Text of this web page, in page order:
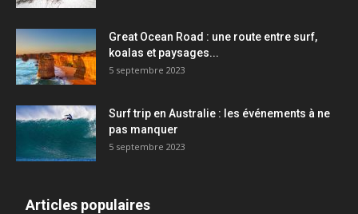
Great Ocean Road : une route entre surf,
koalas et paysages...
5 septembre 2023
Surf trip en Australie : les événements à ne
pas manquer
5 septembre 2023
Articles populaires